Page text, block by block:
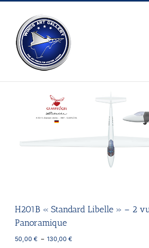
Passer
H201B « Standard Libelle » – 2
Panoramique
50,00€ – 130,00€Plage